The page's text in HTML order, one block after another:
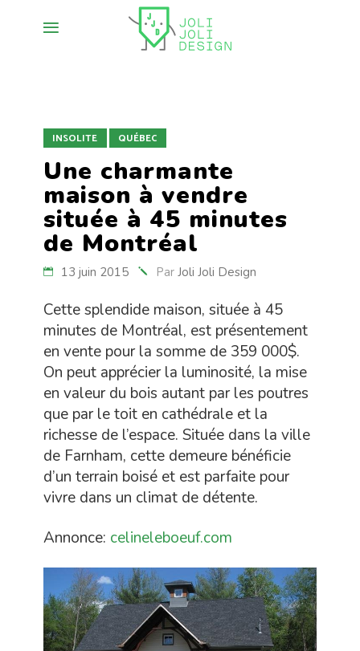
INSOLITE QUÉBEC
Une charmante
maison à vendre
située à 45 minutes
de Montréal
13 juin 2015 Par Joli Joli Design
Cette splendide maison, située à 45
minutes de Montréal, est présentement
en vente pour la somme de 359 000$.
On peut apprécier la luminosité, la mise
en valeur du bois autant par les poutres
que par le toit en cathédrale et la
richesse de l’espace. Située dans la ville
de Farnham, cette demeure bénéficie
d’un terrain boisé et est parfaite pour
vivre dans un climat de détente.
Annonce: celineleboeuf.com